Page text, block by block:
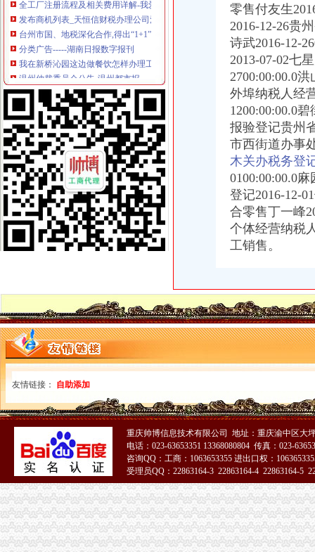
发布商机列表_天恒信财税办理公司注册,代理记账【今日推荐网-分类
台州市国、地税深化合作,得出“1+1”三种答案_宁波频道_凤凰网
分类广告-----湖南日报数字报刊
我在新桥沁园这边做餐饮怎样办理工商执照_百度知道
温州仲裁委员会公告·温州都市报
分类广告_新浪新闻
天津新会里装修
家电修理店怎么开？-【设计本有问必答】
注册公司税务登记流程及费用.pdf
上海海外公司注册：2016注册公司好的选择-上海爱问分类
无锡市场：南长区五爱路代办公司证件税务登记公司注册代理记账
《税务知识大全》
代理记账_常州银通代理记账价格|代理记账_常州银通代理记账型号规格
北京市门头沟区为民服务中心
800元起优惠注册各区公司批增值税-上海58同城
分类广告_资讯频道_凤凰网
温州店面装饰哪家效果好？_商场装修|一起网装修
瓯海新闻-温州日报瓯网-温州新闻门户网-温州日报主办
江门地税全国推税务登记证等“十五证合一”企业提交材料将减
【上海丰皓企业登记代理有限公司】-主营：
丹地税局2011年8月份《涉税信息月报》
台州市路桥区人民办公室关于印发2014年度镇（街道）“个转企”
分类广告_新浪新闻
【财务会计】-起点8
中国常州高新区-【个管办】上下联动对新景一期商铺开展户管巡查工作
广东省网上办事大厅深圳市宝安分厅
两年开四家分店几千元办起家政公司（2）-理财频道-和讯网
温州公司营业执照、税务登记证代办等-温州58同城
寿县人民信息公开网
新桥办税务登记证
高要重点项目（工作）监督况专栏
11月7日广西广西城建咨询有限公司玉林市福绵区新桥联片农村饮水安
中国科学院海洋研究所仪器设备采购项目（第十九批）的招标公告
零售付友生
2016-12-26贵
诗武2016-12-
2013-07-02七
2700:00:00.0
外埠纳税人经
1200:00:00.0
报验登记贵州
市西街道办事
木关办税务登
0100:00:00.0
登记2016-12-
合零售丁一峰
个体经营纳税
工销售。
友情链接： 自助添加
重庆帅博信息技术有限公司 地址：重庆渝中区大
电话：023-63653351 13368080804 传真：023-
咨询QQ：工商：1063653355 进出口权：
受理员QQ：22863164-3 22863164-4 22863164-5
51La